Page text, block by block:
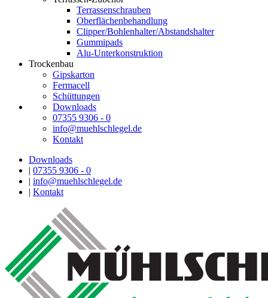
Terrassenschrauben
Oberflächenbehandlung
Clipper/Bohlenhalter/Abstandshalter
Gummipads
Alu-Unterkonstruktion
Trockenbau
Gipskarton
Fermacell
Schüttungen
Downloads
07355 9306 - 0
info@muehlschlegel.de
Kontakt
Downloads
| 07355 9306 - 0
| info@muehlschlegel.de
| Kontakt